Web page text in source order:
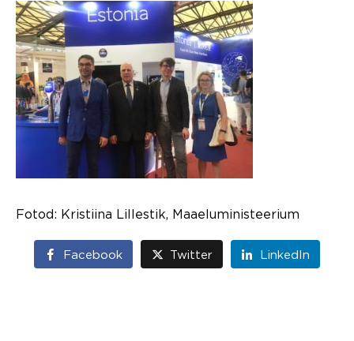
Fotod: Kristiina Lillestik, Maaeluministeerium
Facebook Twitter LinkedIn